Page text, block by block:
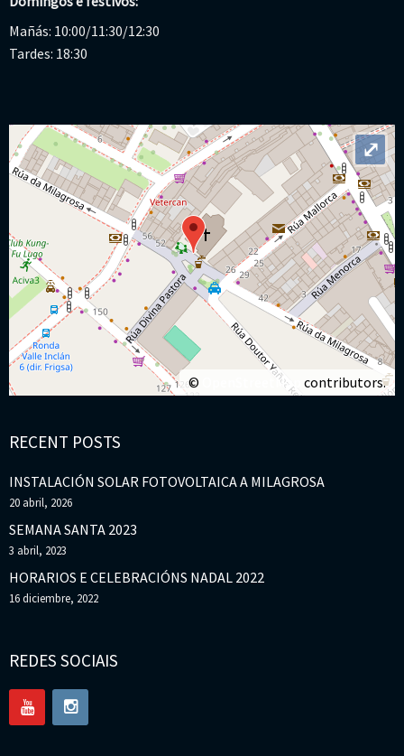
Mañás: 10:00/11:30/12:30
Tardes: 18:30
© OpenStreetMap contributors.
⤢
RECENT POSTS
INSTALACIÓN SOLAR FOTOVOLTAICA A MILAGROSA
20 abril, 2026
SEMANA SANTA 2023
3 abril, 2023
HORARIOS E CELEBRACIÓNS NADAL 2022
16 diciembre, 2022
REDES SOCIAIS